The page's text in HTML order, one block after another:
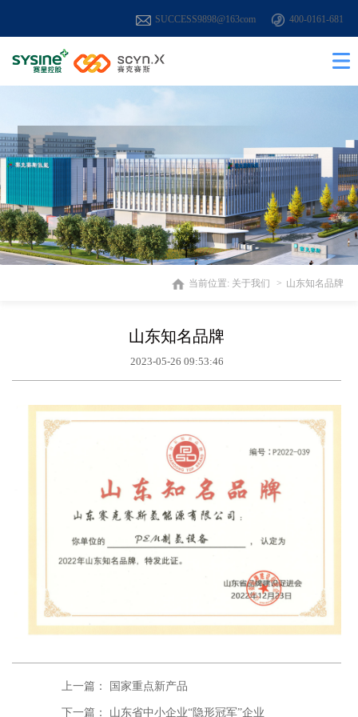
SUCCESS9898@163com 400-0161-681
当前位置: 关于我们 山东知名品牌
山东知名品牌
2023-05-26 09:53:46
上一篇： 国家重点新产品
下一篇： 山东省中小企业“隐形冠军”企业